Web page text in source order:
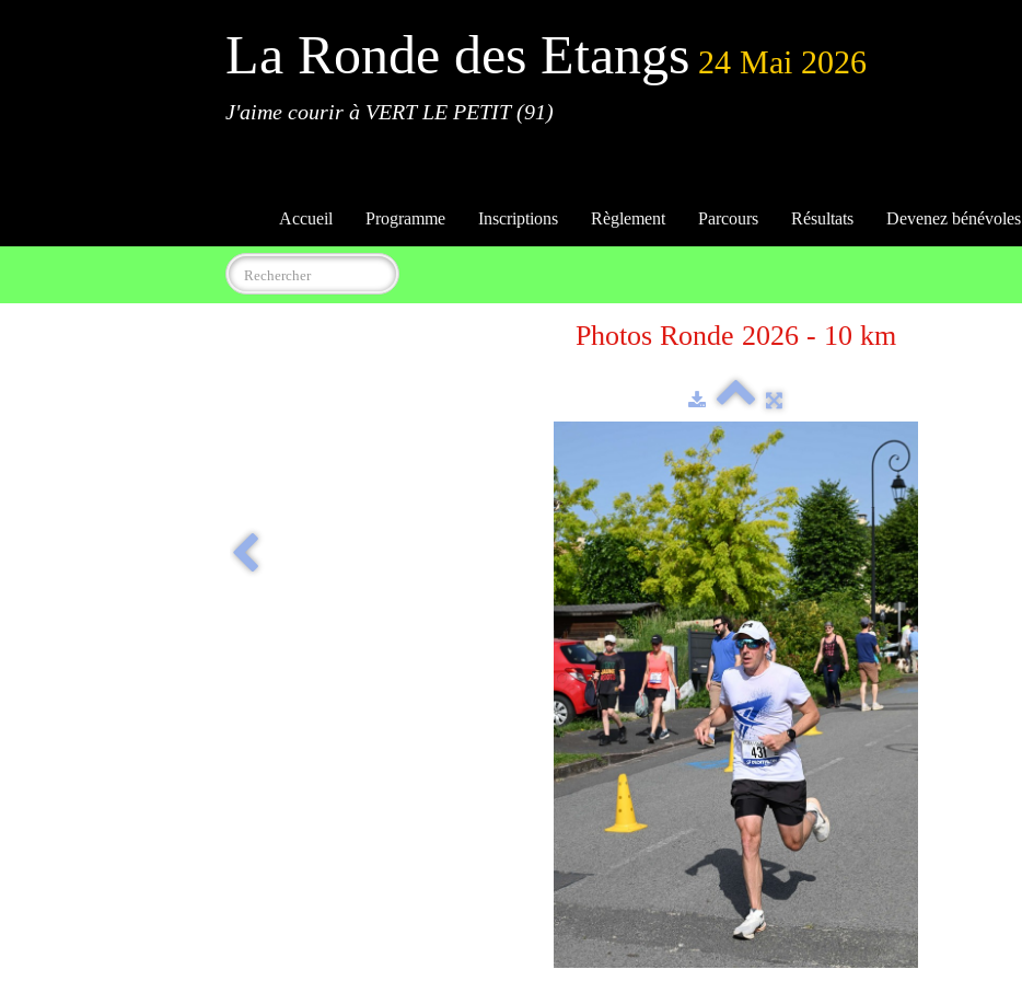
La Ronde des Etangs 24 Mai 2026
J'aime courir à VERT LE PETIT (91)
Accueil Programme Inscriptions Règlement Parcours Résultats Devenez bénévoles
Photos Ronde 2026 - 10 km